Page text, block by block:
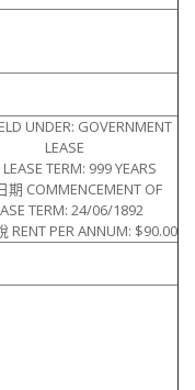
UNDER: GOVERNMENT
LEASE
TERM: 999 YEARS
期 COMMENCEMENT OF
TERM: 24/06/1892
RENT PER ANNUM: $90.00